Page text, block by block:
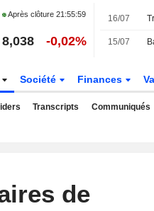
Après clôture21:55:59
8,038 -0,02%
16/07
15/07
Société Finances
Transcripts Communiqués
de